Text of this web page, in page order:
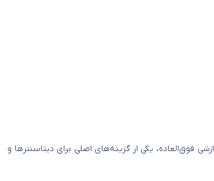
فوق‌العاده، یکی از گزینه‌های اصلی برای دیتاسنترها و